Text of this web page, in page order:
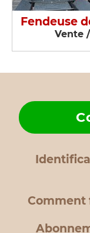
Fendeuse
Vente
Comment